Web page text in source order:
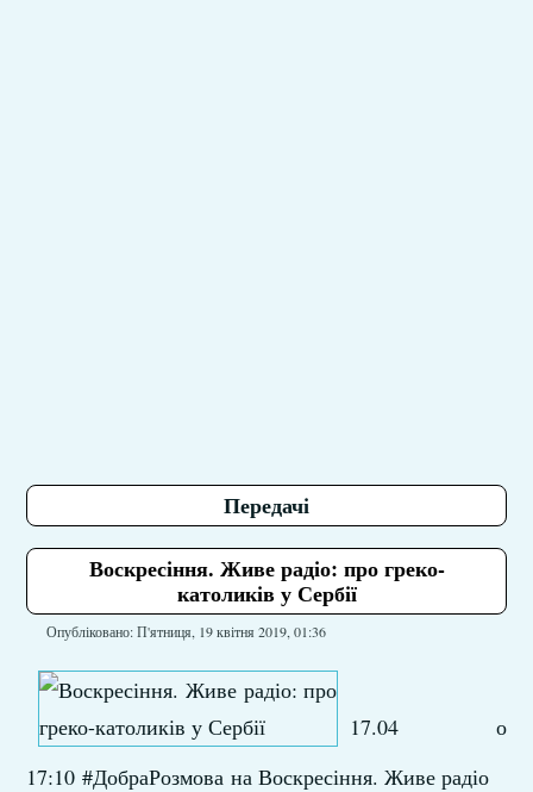
Передачі
Воскресіння. Живе радіо: про греко-
католиків у Сербії
Опубліковано: П'ятниця, 19 квітня 2019, 01:36
17.04 о
17:10 #ДобраРозмова на Воскресіння. Живе радіо